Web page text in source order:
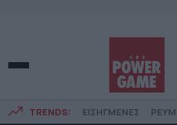
TRENDS: ΕΙΣΗΓΜΕΝΕΣ